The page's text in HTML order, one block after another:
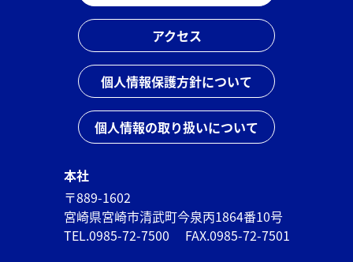
アクセス
個人情報保護方針について
個人情報の取り扱いについて
本社
〒889-1602
宮崎県宮崎市清武町今泉丙1864番10号
TEL.0985-72-7500
FAX.0985-72-7501